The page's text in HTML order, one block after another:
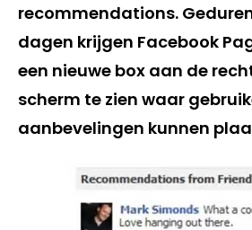
recommendations.
dagen krijgen Facebook
een nieuwe box aan de
scherm te zien waar
aanbevelingen kunnen